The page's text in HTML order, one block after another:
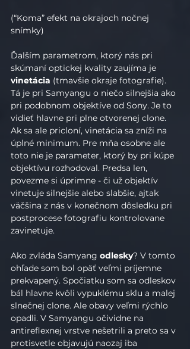
(“Koma” efekt na okrajoch nočnej
snímky)
Ďalším parametrom, ktorý nás pri
skúmaní optickej kvality zaujíma je
vinetácia (tmavšie okraje fotografie).
Tá je pri Samyangu o niečo silnejšia ako
pri podobnom objektíve od Sony. Je to
vidieť hlavne pri plne otvorenej clone.
Ak sa ale pricloní, vinetácia sa zníži na
úplné minimum. Pre mňa osobne ale
toto nie je parameter, ktorý by pri kúpe
objektívu rozhodoval. Predsa len,
povezme si úprimne - či už objektív
vinetuje silnejšie alebo slabšie, ajtak
väčšina z nás v konečnom dôsledku pri
postprocese fotografiu kontrolovane
zavinetuje.
Ako zvláda Samyang odlesky? V tomto
ohľade som bol opäť veľmi príjemne
prekvapený. Spočiatku som sa odleskov
bál hlavne kvôli vypuklému sklu a malej
slnečnej clone. Ale obavy veľmi rýchlo
opadli. V Samyangu očividne na
antireflexnej vrstve nešetrili a preto sa v
protisvetle objavujú naozaj iba